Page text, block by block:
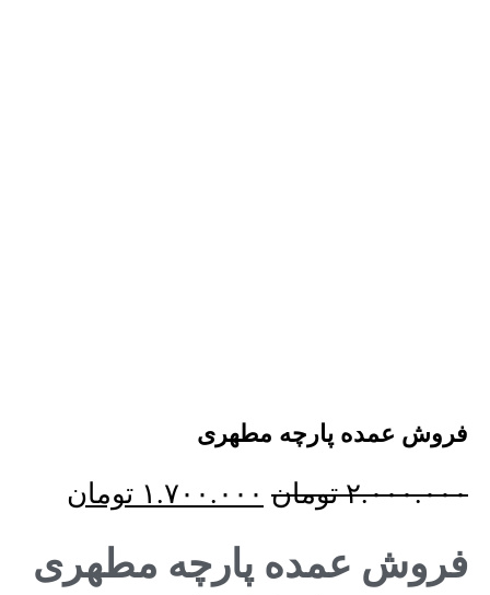
فروش عمده پارچه مطهری
۲.۰۰۰.۰۰۰ تومان ۱.۷۰۰.۰۰۰ تومان
فروش عمده پارچه مطهری